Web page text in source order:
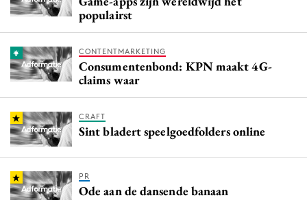
populairst
CONTENTMARKETING
Consumentenbond: KPN maakt 4G-
claims waar
CRAFT
Sint bladert speelgoedfolders online
PR
Ode aan de dansende banaan